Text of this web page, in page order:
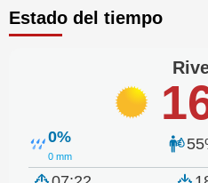
Estado del tiempo
0%
0 mm